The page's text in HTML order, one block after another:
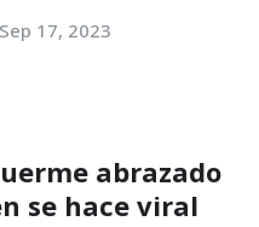
Sep 17, 2023
abrazado
se hace viral